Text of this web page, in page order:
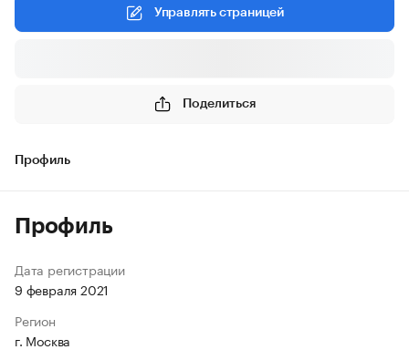
Управлять страницей
Поделиться
Профиль
Профиль
Дата регистрации
9 февраля 2021
Регион
г. Москва